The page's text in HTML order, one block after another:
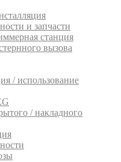
и запчасти
станция
вызова
/ использование
/ накладного